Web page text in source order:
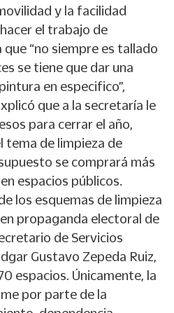
y la facilidad
el trabajo de
“no siempre es tallado
se tiene que dar una
en especifico”,
que a la secretaría le
para cerrar el año,
tema de limpieza de
se comprará más
espacios públicos.
los esquemas de limpieza
propaganda electoral de
de Servicios
Gustavo Zepeda Ruiz,
espacios. Únicamente, la
por parte de la